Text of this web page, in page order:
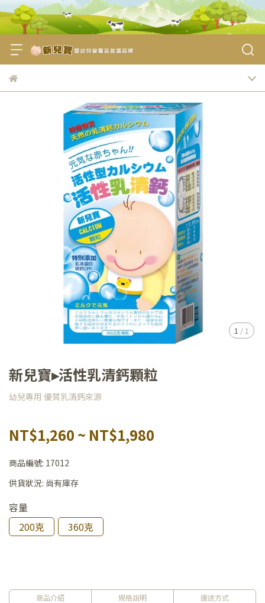
1 / 1
新兒寶▸活性乳清鈣顆粒
幼兒專用 優質乳清鈣來源
NT$1,260 ~ NT$1,980
商品編號: 17012
供貨狀況: 尚有庫存
容量
200克
360克
商品介紹 規格說明 運送方式